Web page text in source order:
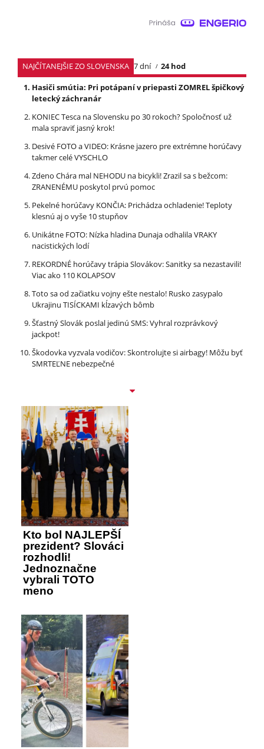
NAJČÍTANEJŠIE ZO SLOVENSKA 7 dní
24 hod
Hasiči smútia: Pri potápaní v priepasti ZOMREL špičkový
letecký záchranár
KONIEC Tesca na Slovensku po 30 rokoch? Spoločnosť už
mala spraviť jasný krok!
Desivé FOTO a VIDEO: Krásne jazero pre extrémne horúčavy
takmer celé VYSCHLO
Zdeno Chára mal NEHODU na bicykli! Zrazil sa s bežcom:
ZRANENÉMU poskytol prvú pomoc
Pekelné horúčavy KONČIA: Prichádza ochladenie! Teploty
klesnú aj o vyše 10 stupňov
Unikátne FOTO: Nízka hladina Dunaja odhalila VRAKY
nacistických lodí
REKORDNÉ horúčavy trápia Slovákov: Sanitky sa nezastavili!
Viac ako 110 KOLAPSOV
Toto sa od začiatku vojny ešte nestalo! Rusko zasypalo
Ukrajinu TISÍCKAMI kĺzavých bômb
Šťastný Slovák poslal jedinú SMS: Vyhral rozprávkový
jackpot!
Škodovka vyzvala vodičov: Skontrolujte si airbagy! Môžu byť
SMRTEĽNE nebezpečné
Kto bol NAJLEPŠÍ
prezident? Slováci
rozhodli!
Jednoznačne
vybrali TOTO
meno